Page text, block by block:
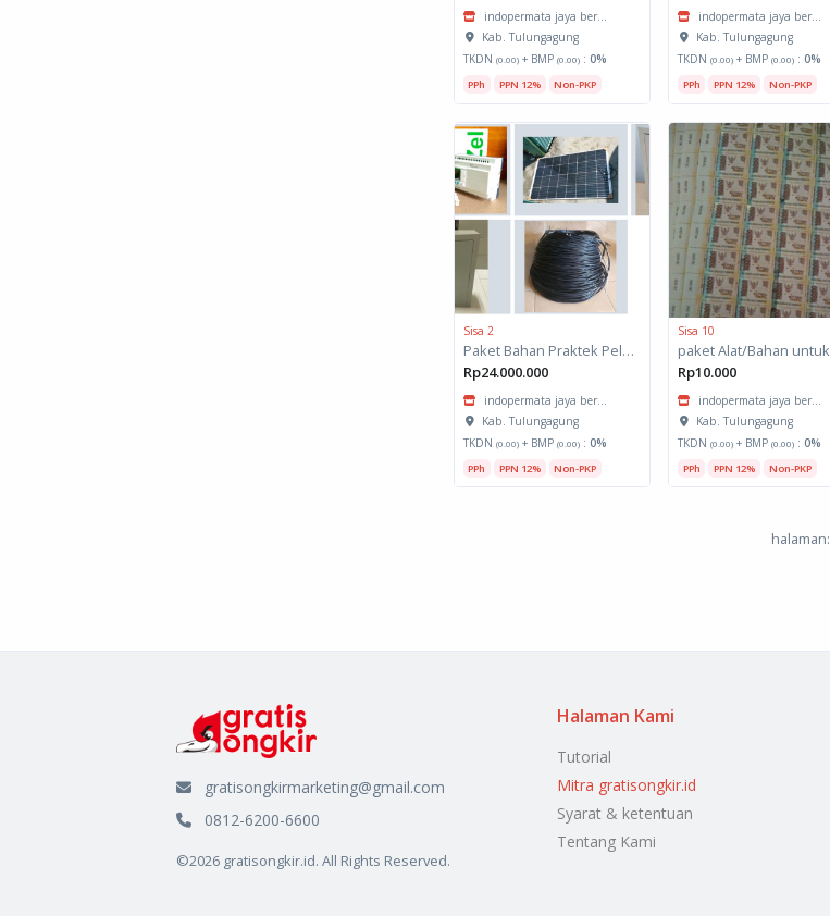
indopermata jaya ber...
Kab. Tulungagung
TKDN (0.00)+ BMP (0.00): 0%
PPh PPN 12% Non-PKP
indopermata jaya ber...
Kab. Tulungagung
TKDN (0.00)+ BMP (0.00): 0%
PPh PPN 12% Non-PKP
Sisa 2
Paket Bahan Praktek Pelatihan Mengerjakan Pembahanan (Rought Mill) Jurusan TIT
Rp24.000.000
indopermata jaya ber...
Kab. Tulungagung
TKDN (0.00)+ BMP (0.00): 0%
PPh PPN 12% Non-PKP
Sisa 10
Rp10.000
indopermata jaya ber...
Kab. Tulungagung
TKDN (0.00)+ BMP (0.00): 0%
PPh PPN 12% Non-PKP
halaman:
gratisongkirmarketing@gmail.com
0812-6200-6600
©2026 gratisongkir.id. All Rights Reserved.
Halaman Kami
Tutorial
Mitra gratisongkir.id
Syarat & ketentuan
Tentang Kami